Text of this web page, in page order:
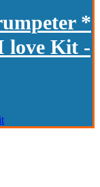
*
love Kit -